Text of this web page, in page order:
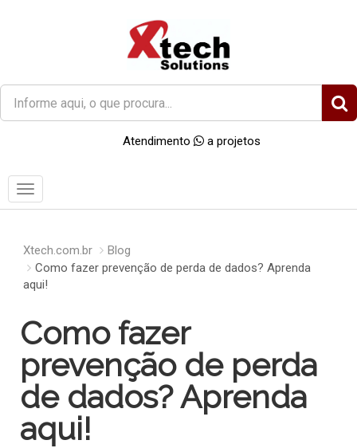
O
que
você
Atendimento a projetos
Menu
Xtech.com.br
Blog
Como fazer prevenção de perda de dados? Aprenda
aqui!
Como fazer
prevenção de perda
de dados? Aprenda
aqui!